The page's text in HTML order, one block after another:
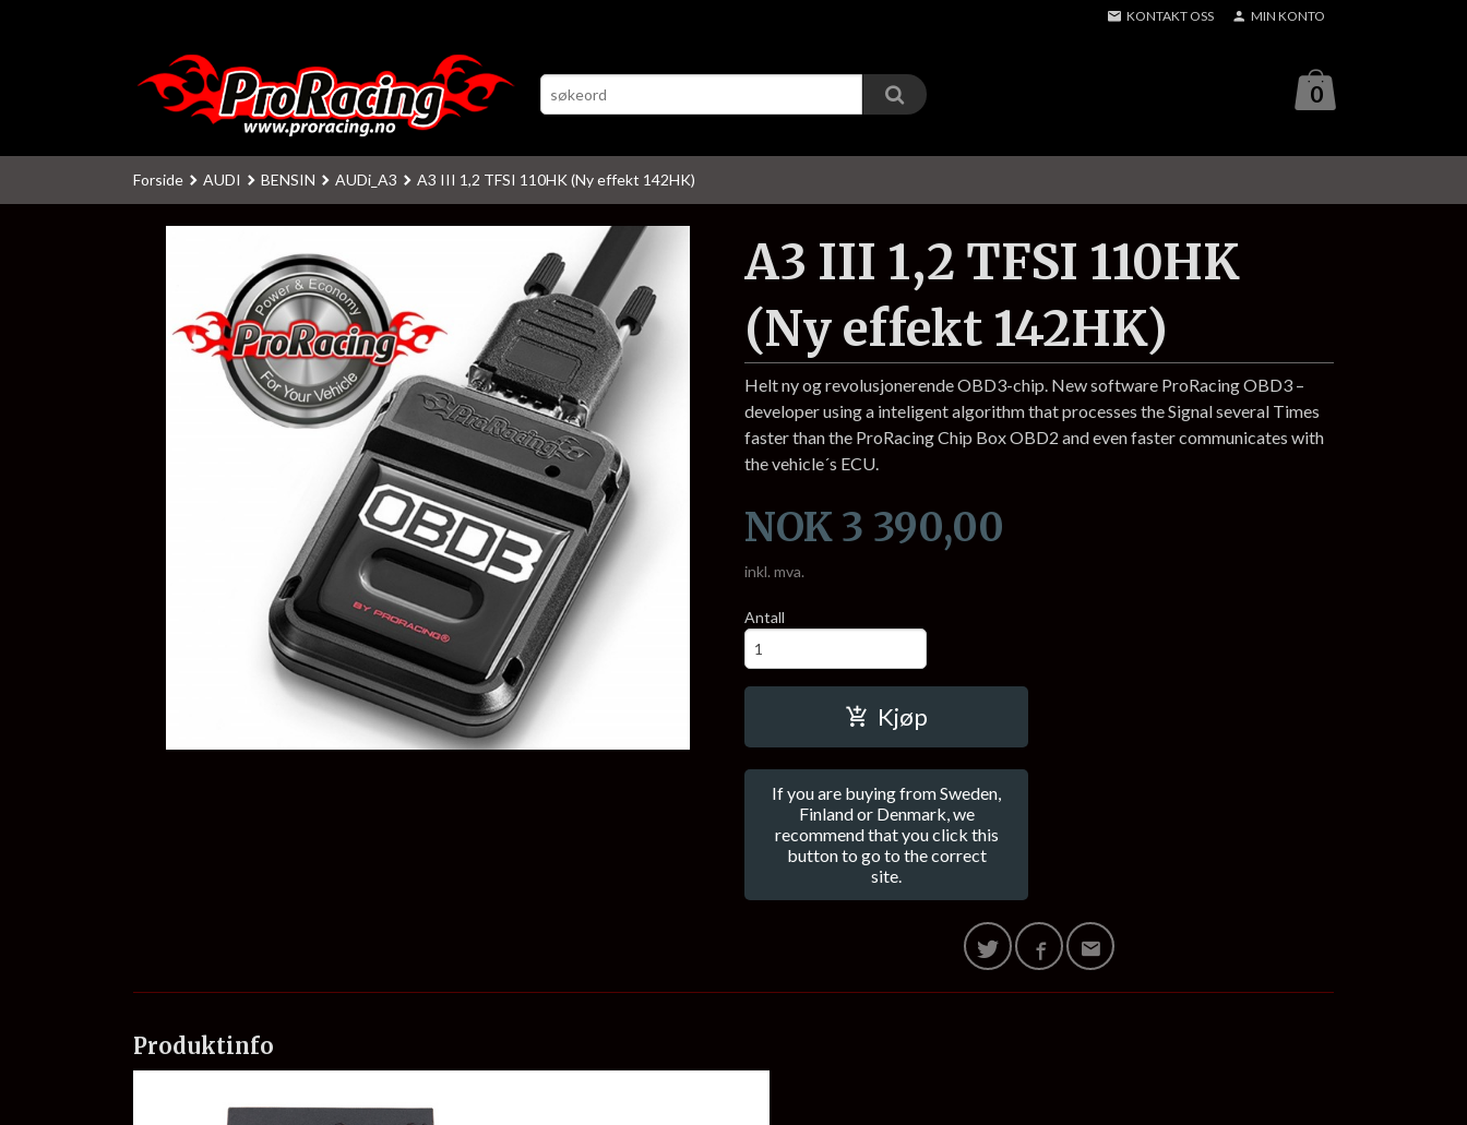
KONTAKT OSS MIN KONTO
0
Forside AUDI BENSIN AUDi_A3 A3 III 1,2 TFSI 110HK (Ny effekt 142HK)
A3 III 1,2 TFSI 110HK
(Ny effekt 142HK)
Helt ny og revolusjonerende OBD3-chip. New software ProRacing OBD3 –
developer using a inteligent algorithm that processes the Signal several Times
faster than the ProRacing Chip Box OBD2 and even faster communicates with
the vehicle´s ECU.
Pris
NOK 3 390,00
inkl. mva.
Antall
Kjøp
If you are buying from Sweden,
Finland or Denmark, we
recommend that you click this
button to go to the correct
site.
Produktinfo